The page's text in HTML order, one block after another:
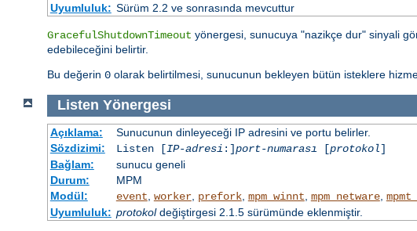
Uyumluluk: Sürüm 2.2 ve sonrasında mevcuttur
GracefulShutdownTimeout yönergesi, sunucuya "nazikçe dur" sinyali
edebileceğini belirtir.
Bu değerin 0 olarak belirtilmesi, sunucunun bekleyen bütün isteklere
Listen Yönergesi
Açıklama:
Sunucunun dinleyeceği IP adresini ve portu belirler.
Sözdizimi:
Listen [IP-adresi :]port-numarası [protokol]
Bağlam:
sunucu geneli
Durum:
MPM
Modül:
event worker, prefork, mpm_winnt mpm_netware,
Uyumluluk: protokoldeğiştirgesi 2.1.5 sürümünde eklenmiştir.